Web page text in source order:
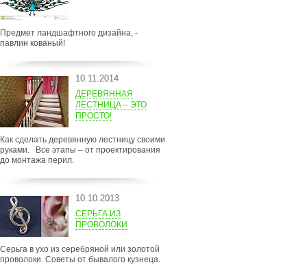
Предмет ландшафтного дизайна, -
павлин кованый!
10.11.2014
ДЕРЕВЯННАЯ
ЛЕСТНИЦА – ЭТО
ПРОСТО!
Как сделать деревянную лестницу своими
руками. Все этапы – от проектирования
до монтажа перил.
10.10.2013
СЕРЬГА ИЗ
ПРОВОЛОКИ
Серьга в ухо из серебряной или золотой
проволоки. Советы от бывалого кузнеца.